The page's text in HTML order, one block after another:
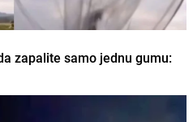
zapalite samo jednu gumu: